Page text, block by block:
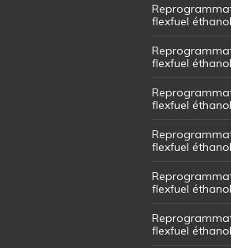
flexfuel
flexfuel
flexfuel
flexfuel
flexfuel
flexfuel